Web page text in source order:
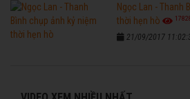
Ngọc Lan - Thanh
thời hẹn hò
21/09/2017